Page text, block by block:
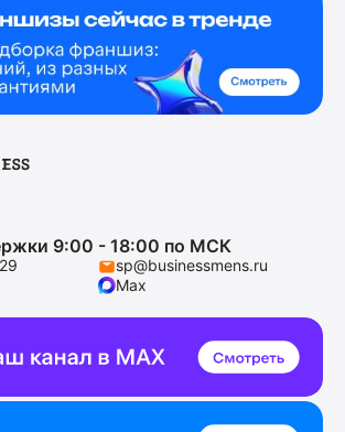
9:00 - 18:00 по МСК
sp@businessmens.ru
Max